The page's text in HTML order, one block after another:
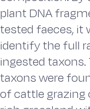
plant DNA
tested faeces, it
identify the full
ingested
taxons were
of cattle grazing